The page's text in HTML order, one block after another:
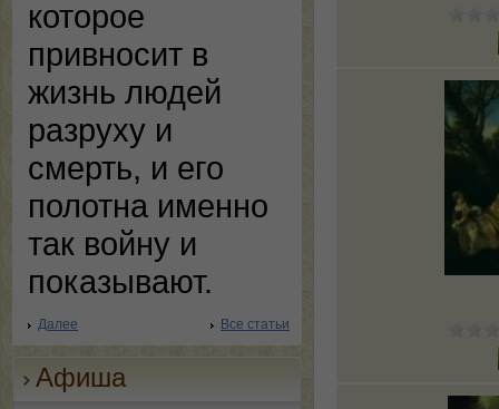
которое
привносит в
жизнь людей
разруху и
смерть, и его
полотна именно
так войну и
показывают.
Далее Все статьи
Афиша